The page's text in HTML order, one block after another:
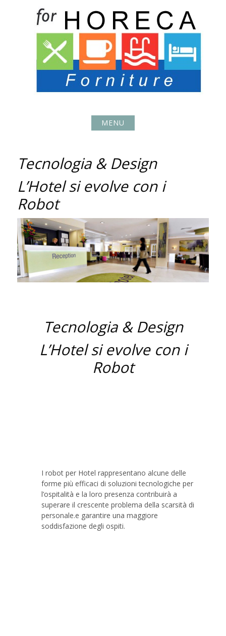
MENU
Tecnologia & Design
L’Hotel si evolve con i
Robot
Tecnologia & Design
L’Hotel si evolve con i
Robot
I robot per Hotel rappresentano alcune delle
forme più efficaci di soluzioni tecnologiche per
l’ospitalità e la loro presenza contribuirà a
superare il crescente problema della scarsità di
personale.e garantire una maggiore
soddisfazione degli ospiti.